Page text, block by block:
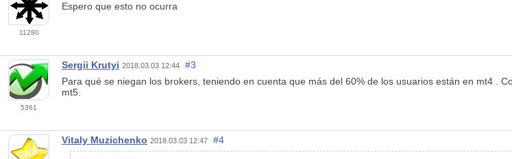
11280
Espero que esto no ocurra
5361
Sergii Krutyi 2018.03.03 12:44
#3
Para qué se niegan los brokers, teniendo en cuenta que más del 60% de los usuarios están en mt4 .
mt5.
Vitaly Muzichenko 2018.03.03 12:47 #4